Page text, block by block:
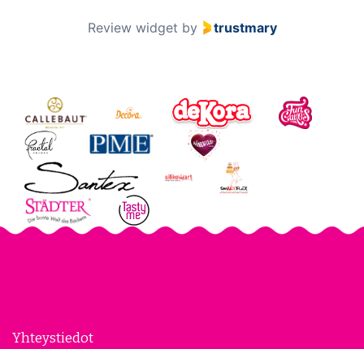
Review widget by trustmary
Yhteystiedot